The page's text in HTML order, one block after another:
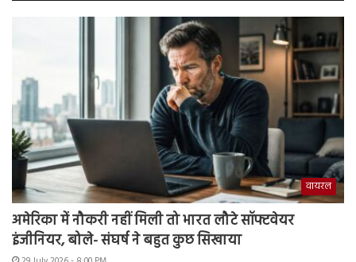
वायरल
अमेरिका में नौकरी नहीं मिली तो भारत लौटे सॉफ्टवेयर
इंजीनियर, बोले- संघर्ष ने बहुत कुछ सिखाया